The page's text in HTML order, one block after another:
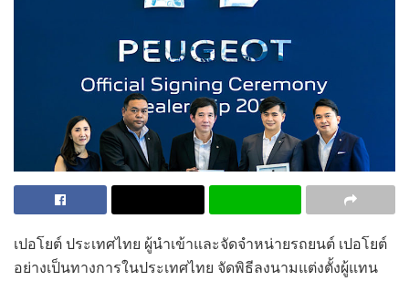
เปอโยต์ ประเทศไทย ผู้นำเข้าและจัดจำหน่ายรถยนต์ เปอโยต์
อย่างเป็นทางการในประเทศไทย จัดพิธีลงนามแต่งตั้งผู้แทน